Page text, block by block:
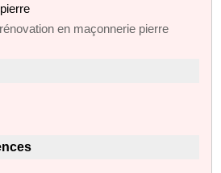
en maçonnerie pierre